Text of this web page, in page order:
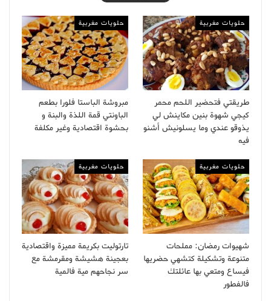
حلويات مغربية
طريقتي فتحضير اللحم محمر
كيجي شهوة بنين مكاينش لي
يذوقو عندي وما يسلونيش أشنو
فيه
حلويات مغربية
مبروشة الباستا فلورا بطعم
الباونتي قمة اللذة والبنة و
بحشوة اقتصادية وغير مكلفة
حلويات مغربية
شهيوات رمضان: مملحات
متنوعة وتشكيلة كتشهي حضريها
فيساع ومتعي بها عائلتك
فالفطور
حلويات مغربية
تارتوليت بكريمة مميزة واقتصادية
بعجينة هشيشة ومقرمشة مع
سر نجاحهم مية فالمية